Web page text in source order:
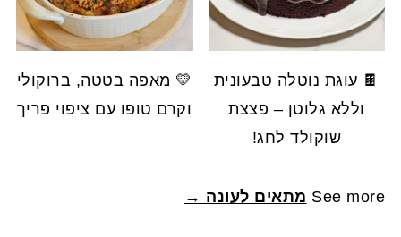
🍫 עוגת נוטלה טבעונית
וללא גלוטן – פצצת
שוקולד לחג!
💛 מאפה בטטה, ברוקולי
וקרם טופו עם ציפוי פריך
See more מתאים לעונה →